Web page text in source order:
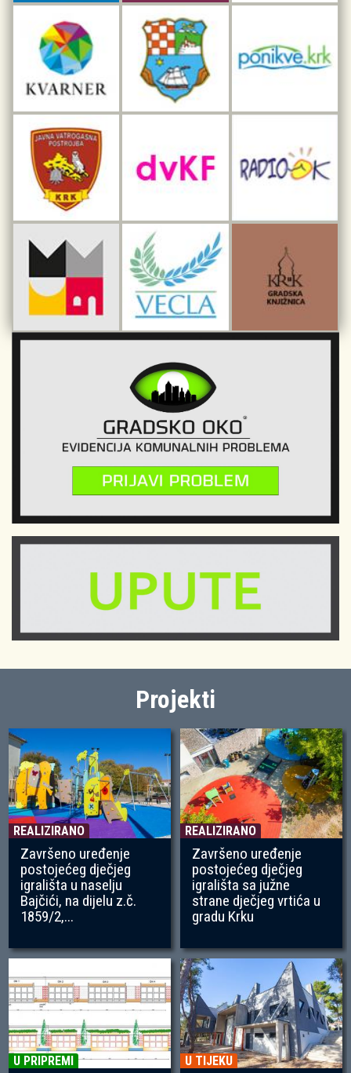
Projekti
REALIZIRANO
Završeno uređenje
postojećeg dječjeg
igrališta u naselju
Bajčići, na dijelu z.č.
1859/2,...
REALIZIRANO
Završeno uređenje
postojećeg dječjeg
igrališta sa južne
strane dječjeg vrtića u
gradu Krku
U PRIPREMI U TIJEKU